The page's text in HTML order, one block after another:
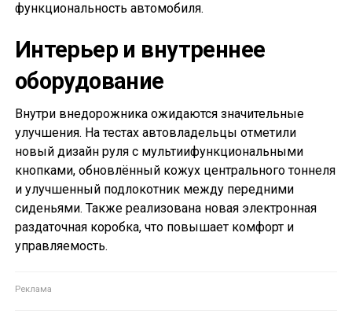
функциональность автомобиля.
Интерьер и внутреннее
оборудование
Внутри внедорожника ожидаются значительные
улучшения. На тестах автовладельцы отметили
новый дизайн руля с мультиифункциональными
кнопками, обновлённый кожух центрального тоннеля
и улучшенный подлокотник между передними
сиденьями. Также реализована новая электронная
раздаточная коробка, что повышает комфорт и
управляемость.